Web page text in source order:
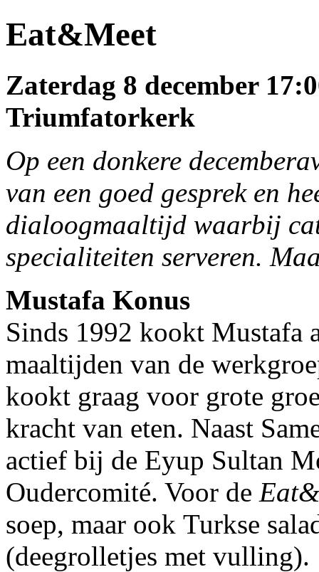
Eat&Meet
Zaterdag 8 december
Triumfatorkerk
Op een donkere
van een goed gesprek en
dialoogmaaltijd waarbij
specialiteiten serveren.
Mustafa Konus
Sinds 1992 kookt Mustafa
maaltijden van de
kookt graag voor grote
kracht van eten. Naast
actief bij de Eyup Sultan
Oudercomité. Voor de
soep, maar ook Turkse
(deegrolletjes met vulling).